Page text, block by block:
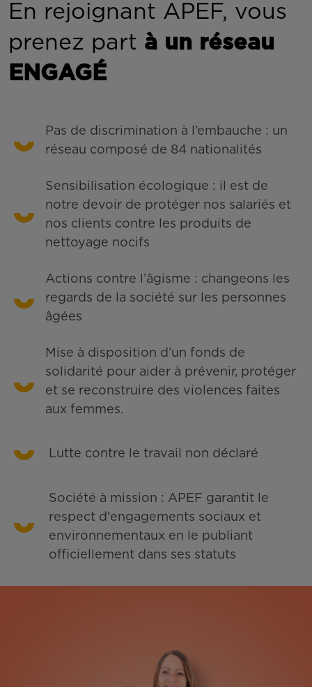
En rejoignant APEF, vous
prenez part à un réseau
ENGAGÉ
Pas de discrimination à l’embauche : un
réseau composé de 84 nationalités
Sensibilisation écologique : il est de
notre devoir de protéger nos salariés et
nos clients contre les produits de
nettoyage nocifs
Actions contre l’âgisme : changeons les
regards de la société sur les personnes
âgées
Mise à disposition d’un fonds de
solidarité pour aider à prévenir, protéger
et se reconstruire des violences faites
aux femmes.
Lutte contre le travail non déclaré
Société à mission : APEF garantit le
respect d'engagements sociaux et
environnementaux en le publiant
officiellement dans ses statuts